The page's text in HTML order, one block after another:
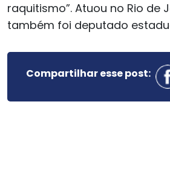
raquitismo”. Atuou no Rio de
também foi deputado
Compartilhar esse post: